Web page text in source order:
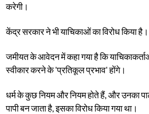
करेगी।
केंद्र सरकार ने भी याचिकाओं का विरोध किया है।
जमीयत के आवेदन में कहा गया है कि
स्वीकार करने के 'प्रतिकूल प्रभाव' होंगे।
धर्म के कुछ नियम और नियम होते हैं, और उनका
पापी बन जाता है, इसका विरोध किया गया था।